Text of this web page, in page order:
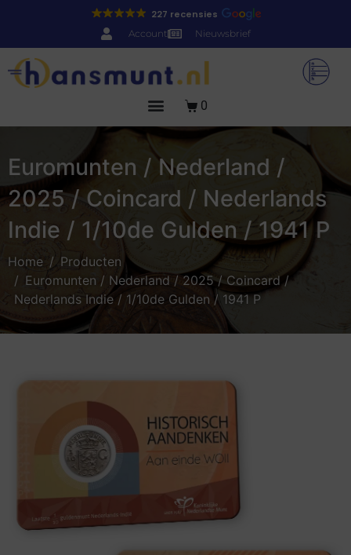
227 recensies
Account Nieuwsbrief
0
Euromunten / Nederland /
2025 / Coincard / Nederlands
Indie / 1/10de Gulden / 1941 P
Home
Producten
Euromunten / Nederland / 2025 / Coincard /
Nederlands Indie / 1/10de Gulden / 1941 P